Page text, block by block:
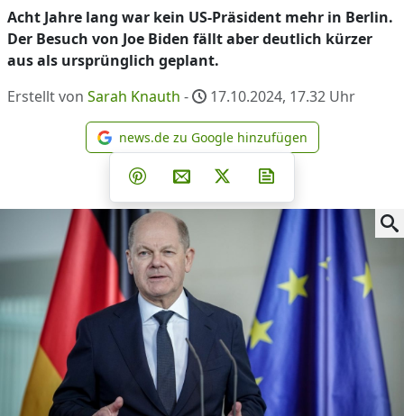
Acht Jahre lang war kein US-Präsident mehr in Berlin.
Der Besuch von Joe Biden fällt aber deutlich kürzer
aus als ursprünglich geplant.
Erstellt von Sarah Knauth - 17.10.2024, 17.32 Uhr
news.de zu Google
news.de zu Google hinzufügen
Teilen auf Facebook
Teilen auf Whatsapp
Teilen auf Telegram
Teilen auf Pinterest
Per E-Mail teilen
Post auf X